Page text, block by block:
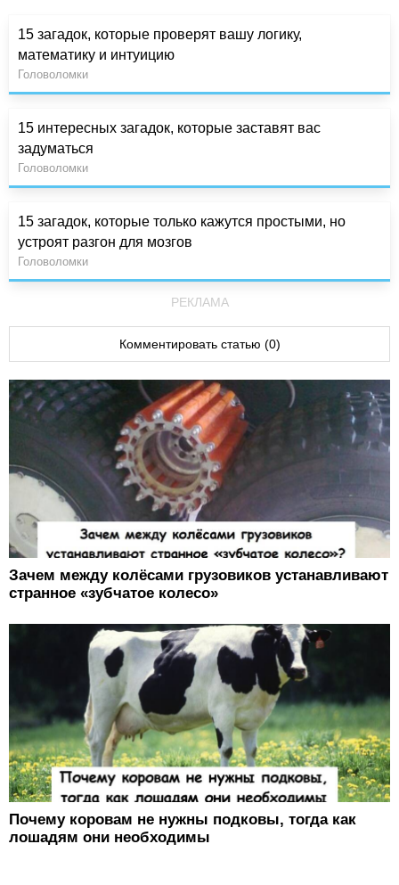
15 загадок, которые проверят вашу логику,
математику и интуицию
Головоломки
15 интересных загадок, которые заставят вас
задуматься
Головоломки
15 загадок, которые только кажутся простыми, но
устроят разгон для мозгов
Головоломки
РЕКЛАМА
Комментировать статью (0)
Зачем между колёсами грузовиков устанавливают
странное «зубчатое колесо»
Почему коровам не нужны подковы, тогда как
лошадям они необходимы